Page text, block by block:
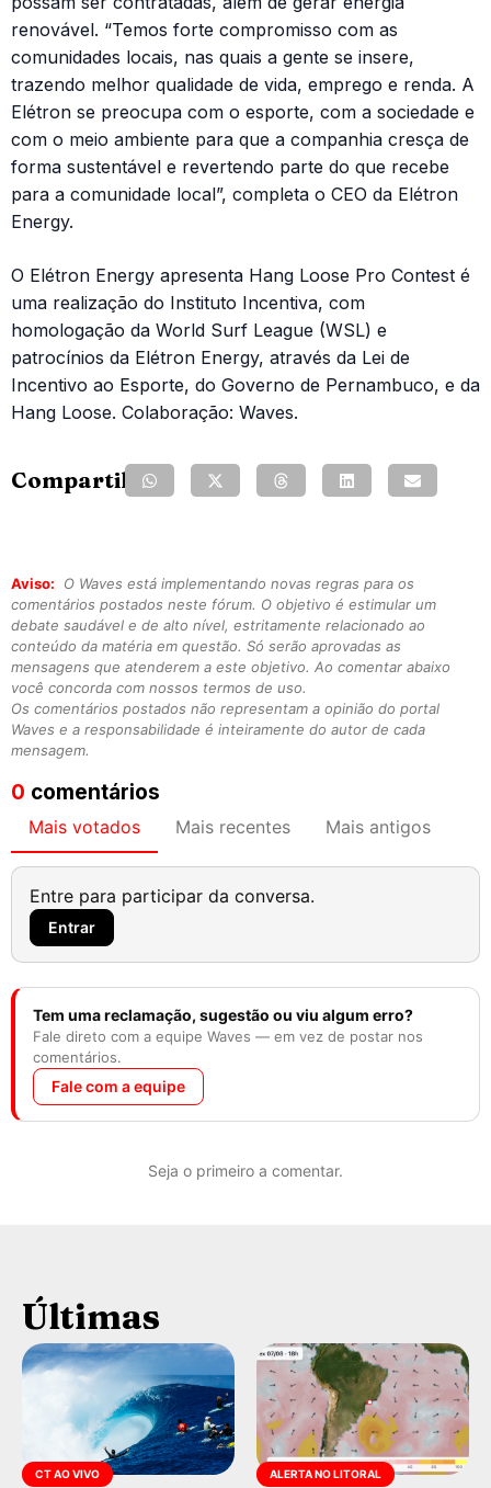
renovável. “Temos forte compromisso com as
comunidades locais, nas quais a gente se insere,
trazendo melhor qualidade de vida, emprego e renda. A
Elétron se preocupa com o esporte, com a sociedade e
com o meio ambiente para que a companhia cresça de
forma sustentável e revertendo parte do que recebe
para a comunidade local”, completa o CEO da Elétron
Energy.
O Elétron Energy apresenta Hang Loose Pro Contest é
uma realização do Instituto Incentiva, com
homologação da World Surf League (WSL) e
patrocínios da Elétron Energy, através da Lei de
Incentivo ao Esporte, do Governo de Pernambuco, e da
Hang Loose. Colaboração: Waves.
Compartilhe:
Aviso:
O Waves está implementando novas regras para os
comentários postados neste fórum. O objetivo é estimular um
debate saudável e de alto nível, estritamente relacionado ao
conteúdo da matéria em questão. Só serão aprovadas as
mensagens que atenderem a este objetivo. Ao comentar abaixo
você concorda com nossos termos de uso.
Os comentários postados não representam a opinião do portal
Waves e a responsabilidade é inteiramente do autor de cada
mensagem.
0 comentários
Mais votados Mais recentes Mais antigos
Entre para participar da conversa.
Entrar
Tem uma reclamação, sugestão ou viu algum erro?
Fale direto com a equipe Waves — em vez de postar nos
comentários.
Fale com a equipe
Seja o primeiro a comentar.
Últimas
CT AO VIVO ALERTA NO LITORAL